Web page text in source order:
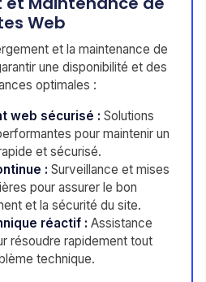
Web
et la maintenance de
une disponibilité et des
optimales :
web sécurisé : Solutions
pour maintenir un
et sécurisé.
: Surveillance et mises
pour assurer le bon
et la sécurité du site.
réactif : Assistance
résoudre rapidement tout
technique.